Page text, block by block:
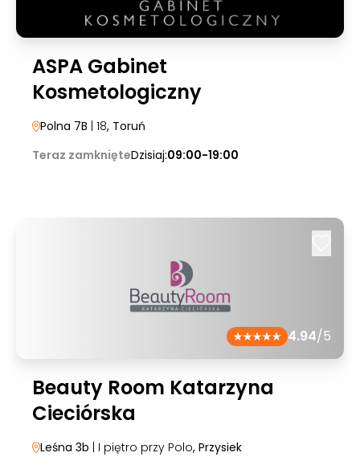
ASPA Gabinet
Kosmetologiczny
Polna 7B | 18, Toruń
Teraz zamknięteDzisiaj:09:00-19:00
4.94/5
Beauty Room Katarzyna
Cieciórska
Leśna 3b | I piętro przy Polo, Przysiek